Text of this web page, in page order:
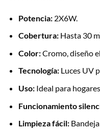
Potencia:2X6W.
Cobertura:Hasta 30
Color:Cromo, diseño
Tecnología:Luces UV
Uso:Ideal para
Funcionamiento
Limpieza fácil: